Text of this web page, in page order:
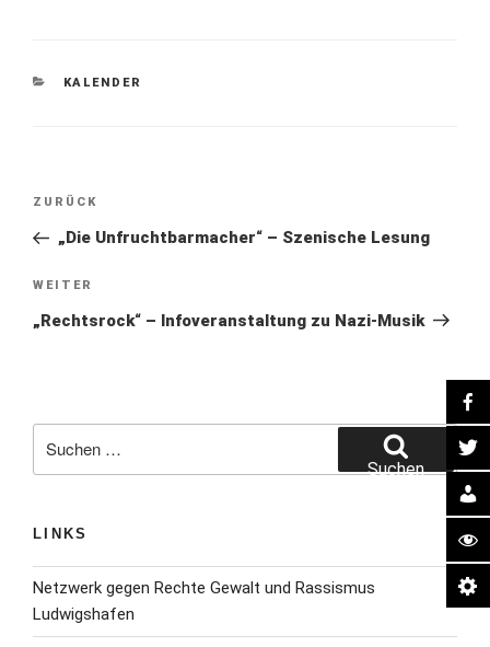
KATEGORIEN
KALENDER
Beitragsnavigation
Vorheriger
Beitrag
ZURÜCK
„Die Unfruchtbarmacher“ – Szenische Lesung
Nächster
Beitrag
WEITER
„Rechtsrock“ – Infoveranstaltung zu Nazi-Musik
nach:
Suchen
LINKS
Netzwerk gegen Rechte Gewalt und Rassismus
Ludwigshafen